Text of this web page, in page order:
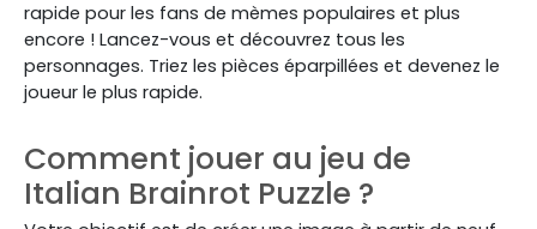
rapide pour les fans de mèmes populaires et plus
encore ! Lancez-vous et découvrez tous les
personnages. Triez les pièces éparpillées et devenez le
joueur le plus rapide.
Comment jouer au jeu de
Italian Brainrot Puzzle ?